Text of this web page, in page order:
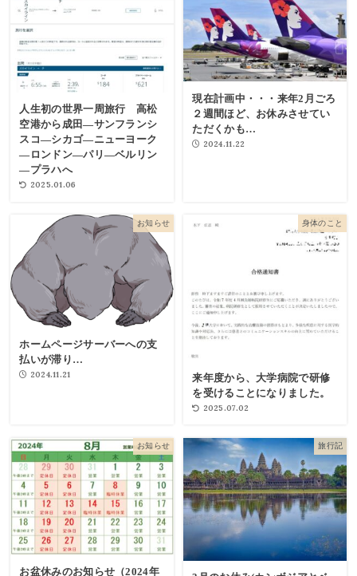
人生初の世界一周旅行 高松
空港から成田―サンフランシ
スコ―シカゴ―ニューヨーク
―ロンドン―パリ―ベルリン
―プラハへ
2025.01.06
現在計画中・・・来年2月ごろ
２週間ほど、お休みさせてい
ただくかも…
2024.11.22
お知らせ
ホームページサーバーへの支
払いが滞り…
2024.11.21
身体のこと
来年度から、大学病院で研修
を受けることになりました。
2025.07.02
お知らせ
お盆休みのお知らせ（2024年
旅行記